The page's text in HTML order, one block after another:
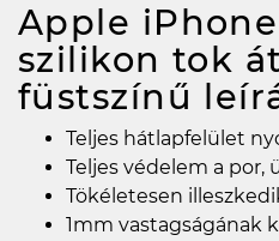
Apple iPhone
szilikon tok
füstszínű
Teljes hátlapfelület
Teljes védelem a por,
Tökéletesen
1mm vastagságának